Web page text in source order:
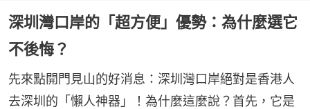
深圳灣口岸的「超方便」優勢：為什麼選它
不後悔？
先來點開門見山的好消息：深圳灣口岸絕對是香港人
去深圳的「懶人神器」！為什麼這麼說？首先，它是